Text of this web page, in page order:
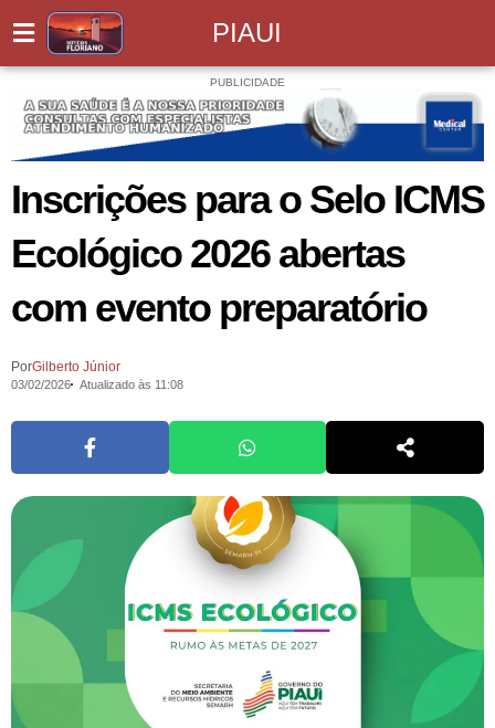
PIAUI
PUBLICIDADE
Inscrições para o Selo ICMS
Ecológico 2026 abertas
com evento preparatório
PorGilberto Júnior
03/02/2026 Atualizado às 11:08